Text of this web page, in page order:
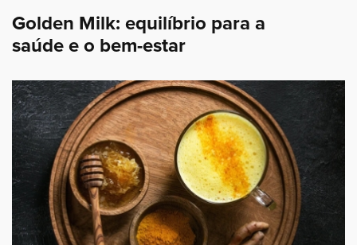
Golden Milk: equilíbrio para a
saúde e o bem-estar